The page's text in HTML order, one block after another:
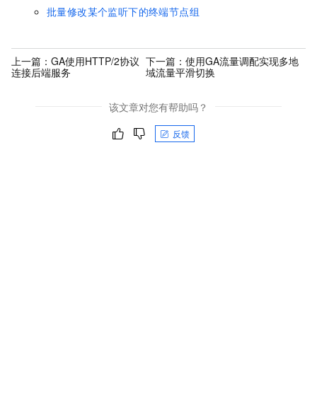
批量修改某个监听下的终端节点组
上一篇： GA使用HTTP/2协议
连接后端服务
下一篇：使用GA流量调配实现多地
域流量平滑切换
该文章对您有帮助吗？
反馈